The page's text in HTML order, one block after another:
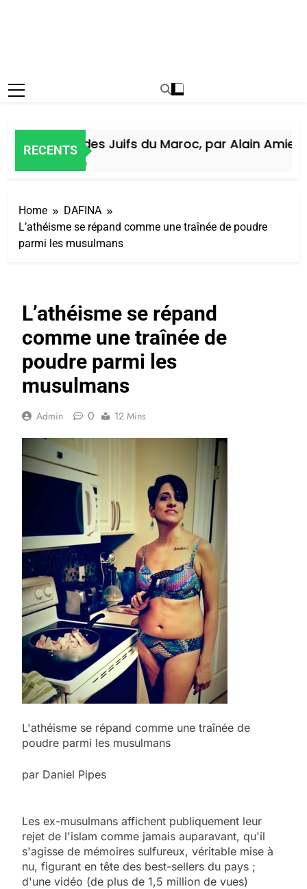
RECENTS
Histoire des Juifs du Maroc, par Alain Amiel
Home
DAFINA
L’athéisme se répand comme une traînée de poudre
parmi les musulmans
L’athéisme se répand
comme une traînée de
poudre parmi les
musulmans
Admin 0 12 Mins
L'athéisme se répand comme une traînée de
poudre parmi les musulmans
par Daniel Pipes
Les ex-musulmans affichent publiquement leur
rejet de l'islam comme jamais auparavant, qu'il
s'agisse de mémoires sulfureux, véritable mise à
nu, figurant en tête des best-sellers du pays ;
d'une vidéo (de plus de 1,5 million de vues)